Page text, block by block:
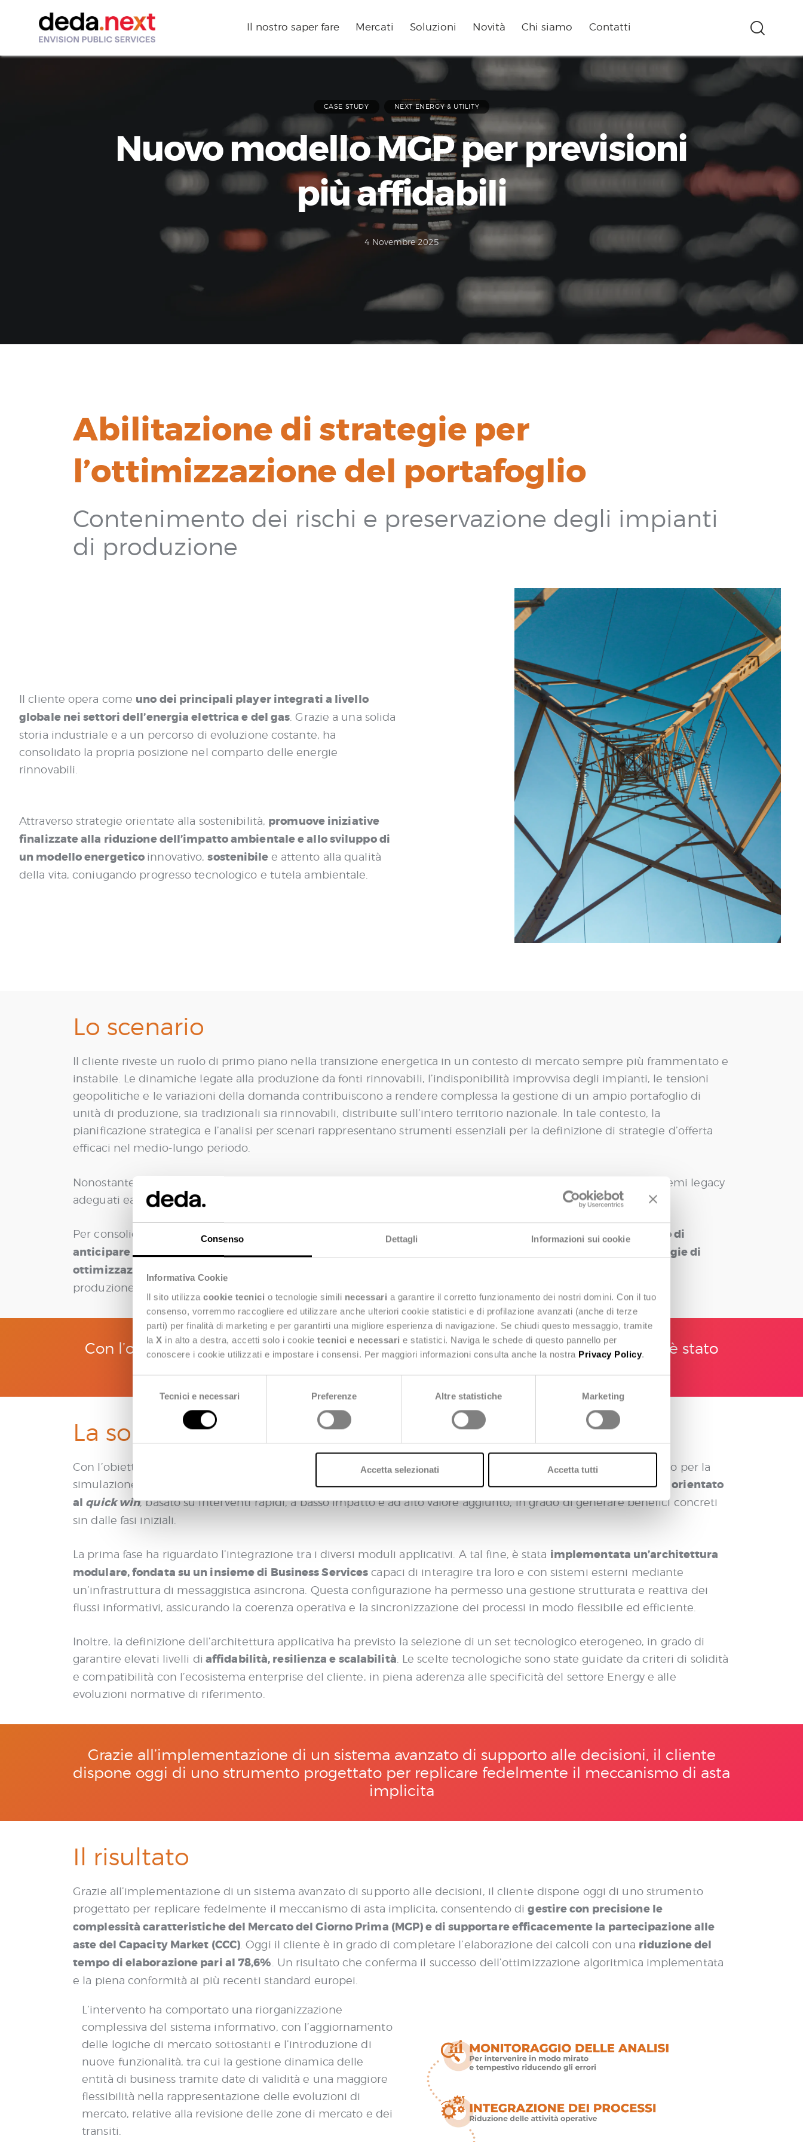
Consenso Dettagli Informazioni sui cookie
Informativa Cookie
Il sito utilizza cookie tecnici o tecnologie simili necessari a garantire il corretto funzionamento dei nostri domini. Con il tuo
consenso, vorremmo raccogliere ed utilizzare anche ulteriori cookie statistici e di profilazione avanzati (anche di terze
parti) per finalità di marketing e per garantirti una migliore esperienza di navigazione. Se chiudi questo messaggio, tramite
la X in alto a destra, accetti solo i cookie tecnici e necessari e statistici. Naviga le schede di questo pannello per
conoscere i cookie utilizzati e impostare i consensi. Per maggiori informazioni consulta anche la nostra Privacy Policy.
e
o
n
e
e
c
o
s
e
s
o
Tecnici e necessari Preferenze Altre statistiche Marketing
Accetta selezionati Accetta tutti
Il nostro saper fare Mercati Soluzioni Novità Chi siamo Contatti
CASE STUDY NEXT ENERGY & UTILITY
Nuovo modello MGP per previsioni
più affidabili
4 Novembre 2025
Abilitazione di strategie per
l’ottimizzazione del portafoglio
Contenimento dei rischi e preservazione degli impianti
di produzione
Il cliente opera come uno dei principali player integrati a livello
globale nei settori dell’energia elettrica e del gas . Grazie a una solida
storia industriale e a un percorso di evoluzione costante, ha
consolidato la propria posizione nel comparto delle energie
rinnovabili.
Attraverso strategie orientate alla sostenibilità, promuove iniziative
finalizzate alla riduzione dell’impatto ambientale e allo sviluppo di
un modello energetico innovativo,sostenibile e attento alla qualità
della vita, coniugando progresso tecnologico e tutela ambientale.
Lo scenario
Il cliente riveste un ruolo di primo piano nella transizione energetica in un contesto di mercato sempre più frammentato e
instabile. Le dinamiche legate alla produzione da fonti rinnovabili, l’indisponibilità improvvisa degli impianti, le tensioni
geopolitiche e le variazioni della domanda contribuiscono a rendere complessa la gestione di un ampio portafoglio di
unità di produzione, sia tradizionali sia rinnovabili, distribuite sull’intero territorio nazionale. In tale contesto, la
pianificazione strategica e l’analisi per scenari rappresentano strumenti essenziali per la definizione di strategie d’offerta
efficaci nel medio-lungo periodo.
Nonostante la disponibilità di grandi volumi di dati, il cliente si confrontava con criticità legate all’assenza di sistemi legacy
adeguati ead alcuni, fattori che ne limitavano la capacità di raccogliere e analizzare informazioni operative.
Per consolidare la propria posizione nel mercato, il cliente, dunque,
necessitava di strumenti avanzati in grado di
anticipare l’andamento del Mercato del Giorno Prima (MGP), supportare decisioni operative e abilitare strategie di
ottimizzazione del portafoglio
produzione.
Con l’obiettivo di dotare il cliente di uno strumento previsionale all’avanguardia, è stato
La soluzione
Con l’obiettivo di dotare il cliente di uno strumento decisionale all’avanguardia, è stato sviluppato uno strumento per la
simulazione del MGP, principale mercato elettrico italiano. Il progetto è stato condotto adottando unapproccio orientato
al quick win, basato su interventi rapidi, a basso impatto e ad alto valore aggiunto, in grado di generare benefici concreti
sin dalle fasi iniziali.
La prima fase ha riguardato l’integrazione tra i diversi moduli applicativi. A tal fine, è stata implementata un’architettura
modulare, fondata su un insieme di Business Services capaci di interagire tra loro e con sistemi esterni mediante
un’infrastruttura di messaggistica asincrona. Questa configurazione ha permesso una gestione strutturata e reattiva dei
flussi informativi, assicurando la coerenza operativa e la sincronizzazione dei processi in modo flessibile ed efficiente.
Inoltre, la definizione dell’architettura applicativa ha previsto la selezione di un set tecnologico eterogeneo, in grado di
garantire elevati livelli di affidabilità, resilienza e scalabilità. Le scelte tecnologiche sono state guidate da criteri di solidità
e compatibilità con l’ecosistema enterprise del cliente, in piena aderenza alle specificità del settore Energy e alle
evoluzioni normative di riferimento.
Grazie all’implementazione di un sistema avanzato di supporto alle decisioni, il cliente
dispone oggi di uno strumento progettato per replicare fedelmente il meccanismo di asta
implicita
Il risultato
Grazie all’implementazione di un sistema avanzato di supporto alle decisioni, il cliente dispone oggi di uno strumento
progettato per replicare fedelmente il meccanismo di asta implicita, consentendo digestire con precisione le
complessità caratteristiche del Mercato del Giorno Prima (MGP) e di supportare efficacemente la partecipazione alle
aste del CapacityMarket (CCC). Oggi il cliente è in grado di completare l’elaborazione dei calcoli con una riduzione del
tempo di elaborazione pari al78,6%. Un risultato che conferma il successo dell’ottimizzazione algoritmica implementata
e la piena conformità ai più recenti standard europei.
L’intervento ha comportato una riorganizzazione
complessiva del sistema informativo, con l’aggiornamento
delle logiche di mercato sottostanti e l’introduzione di
nuove funzionalità, tra cui la gestione dinamica delle
entità di business tramite date di validità e una maggiore
flessibilità nella rappresentazione delle evoluzioni di
mercato, relative alla revisione delle zone di mercato e dei
transiti.